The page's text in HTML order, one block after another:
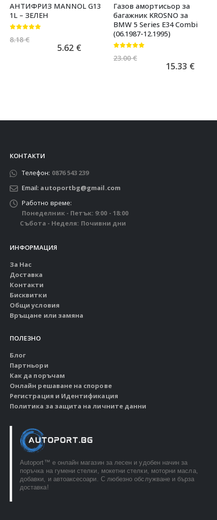
АНТИФРИЗ MANNOL G13
1L – ЗЕЛЕН
8.18€
5.62 €
Газов амортисьор за
багажник KROSNO за
BMW 5 Series E34 Combi
(06.1987-12.1995)
23.00€
15.33 €
КОНТАКТИ
Телефон: 0876 543 239
Email: autoportbg@gmail.com
Работно време:
Понеделник - Петък: 9:00 - 18:00
Събота - Неделя: Почивни дни
ИНФОРМАЦИЯ
За Нас
Доставка
Контакти
Бисквитки
Общи условия
Връщане или замяна
ПОЛЕЗНО
Блог
Партньори
Как да поръчам
Онлайн решаване на спорове
Регистрация и Идентификация
Политика за защита на личните данни
Autoport™ e онлайн магазин за лесен и удобен начин за
поръчка на гумени стелки, мокетни стелки, моторни масла,
добавки, и автоаксесоари. С любезно обслужване и бърза
доставка!